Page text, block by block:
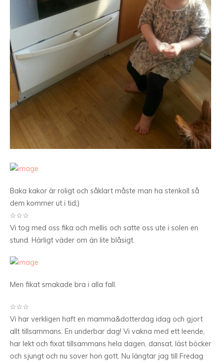
Baka kakor är roligt och såklart måste man ha stenkoll så
dem kommer ut i tid;)
☆☆☆
Vi tog med oss fika och mellis och satte oss ute i solen en
stund. Härligt väder om än lite blåsigt.
Men fikat smakade bra i alla fall.
☆☆☆
Vi har verkligen haft en mamma&dotterdag idag och gjort
allt tillsammans. En underbar dag! Vi vakna med ett leende,
har lekt och fixat tillsammans hela dagen, dansat, läst böcker
och sjungt och nu sover hon gott. Nu längtar jag till Fredag